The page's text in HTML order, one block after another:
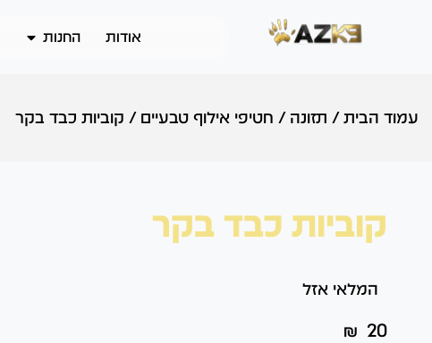
אודות החנות
עמוד הבית / תזונה / חטיפי אילוף טבעיים / קוביות כבד בקר
קוביות כבד בקר
המלאי אזל
₪ 20